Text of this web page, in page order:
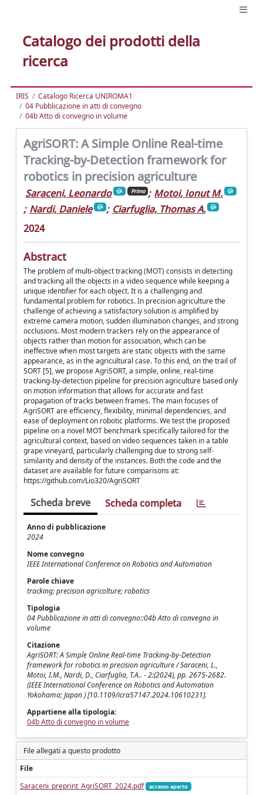
Catalogo dei prodotti della
ricerca
IRIS
Catalogo Ricerca UNIROMA1
04 Pubblicazione in atti di convegno
04b Atto di convegno in volume
AgriSORT: A Simple Online Real-time
Tracking-by-Detection framework for
robotics in precision agriculture
Saraceni, Leonardo Primo ; Motoi, Ionut M.
; Nardi, Daniele ; Ciarfuglia, Thomas A.
2024
Abstract
The problem of multi-object tracking (MOT) consists in detecting
and tracking all the objects in a video sequence while keeping a
unique identifier for each object. It is a challenging and
fundamental problem for robotics. In precision agriculture the
challenge of achieving a satisfactory solution is amplified by
extreme camera motion, sudden illumination changes, and strong
occlusions. Most modern trackers rely on the appearance of
objects rather than motion for association, which can be
ineffective when most targets are static objects with the same
appearance, as in the agricultural case. To this end, on the trail of
SORT [5], we propose AgriSORT, a simple, online, real-time
tracking-by-detection pipeline for precision agriculture based only
on motion information that allows for accurate and fast
propagation of tracks between frames. The main focuses of
AgriSORT are efficiency, flexibility, minimal dependencies, and
ease of deployment on robotic platforms. We test the proposed
pipeline on a novel MOT benchmark specifically tailored for the
agricultural context, based on video sequences taken in a table
grape vineyard, particularly challenging due to strong self-
similarity and density of the instances. Both the code and the
dataset are available for future comparisons at:
https://github.com/Lio320/AgriSORT
Scheda breve Scheda completa
Anno di pubblicazione
2024
Nome convegno
IEEE International Conference on Robotics and Automation
Parole chiave
tracking; precision agricolture; robotics
Tipologia
04 Pubblicazione in atti di convegno::04b Atto di convegno in
volume
Citazione
AgriSORT: A Simple Online Real-time Tracking-by-Detection
framework for robotics in precision agriculture / Saraceni, L.,
Motoi, I.M., Nardi, D., Ciarfuglia, T.A.. - 2:(2024), pp. 2675-2682.
(IEEE International Conference on Robotics and Automation
Yokohama; Japan ) [10.1109/icra57147.2024.10610231].
Appartiene alla tipologia:
04b Atto di convegno in volume
File allegati a questo prodotto
File
Saraceni_preprint_AgriSORT_2024.pdf
accesso aperto